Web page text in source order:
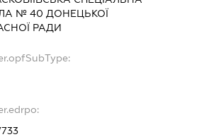
№ 40 ДОНЕЦЬКОЇ
РАДИ